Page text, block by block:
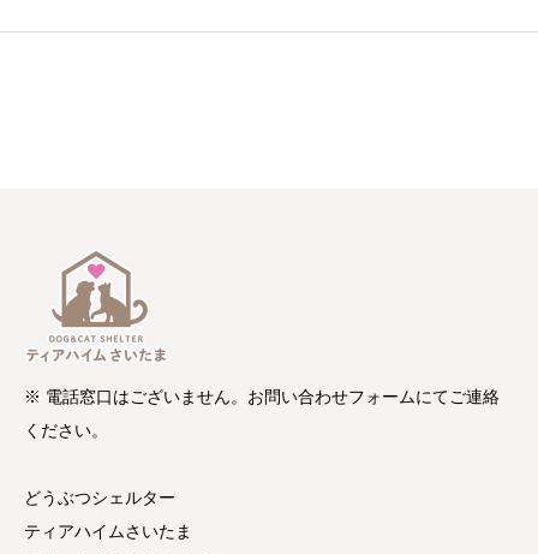
※ 電話窓口はございません。お問い合わせフォームにてご連絡
ください。
どうぶつシェルター
ティアハイムさいたま